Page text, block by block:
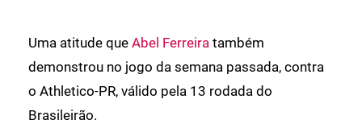
Uma atitude que Abel Ferreira também
demonstrou no jogo da semana passada, contra
o Athletico-PR, válido pela 13 rodada do
Brasileirão.